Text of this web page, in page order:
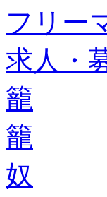
フリー
求人・
籠
籠
奴